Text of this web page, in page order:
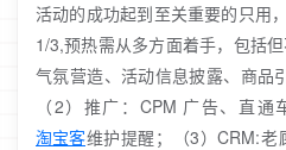
活动的成功起到至关重要的只用
1/3,预热需从多方面着手，包括
气氛营造、活动信息披露、商品
（2）推广：CPM 广告、直通
淘宝客维护提醒；（3）CRM: